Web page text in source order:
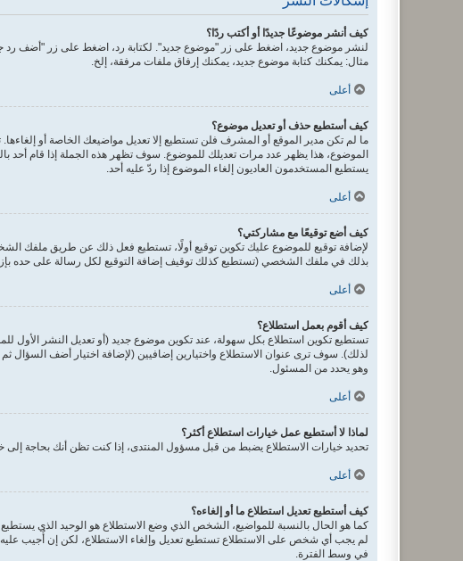
كيف أنشر موضوعًا جديدًا أو أكتب ردًا؟
لنشر موضوع جديد، اضغط على زر "موضوع جديد". لكتابة رد، اضغط على زر "أضف رد
مثال: يمكنك كتابة موضوع جديد، يمكنك إرفاق ملفات مرفقة، إلخ.
أعلى
كيف أستطيع حذف أو تعديل موضوع؟
ما لم تكن مدير الموقع أو المشرف فلن تستطيع إلا تعديل مواضيعك الخاصة أو
الموضوع، هذا يظهر عدد مرات تعديلك للموضوع. سوف تظهر هذه الجملة إذا قام أحد
يستطيع المستخدمون العاديون إلغاء الموضوع إذا ردّ عليه أحد.
أعلى
كيف أضع توقيعًا مع مشاركتي؟
لإضافة توقيع للموضوع عليك تكوين توقيع أولًا، تستطيع فعل ذلك عن طريق ملفك
بذلك في ملفك الشخصي (تستطيع كذلك توقيف إضافة التوقيع لكل رسالة على حده
أعلى
كيف أقوم بعمل استطلاع؟
تستطيع تكوين استطلاع بكل سهولة، عند تكوين موضوع جديد (أو تعديل النشر
لذلك). سوف ترى عنوان الاستطلاع واختيارين إضافيين (لإضافة اختيار أضف السؤال
وهو يحدد من المسئول.
أعلى
لماذا لا أستطيع عمل خيارات استطلاع أكثر؟
تحديد خيارات الاستطلاع يضبط من قبل مسؤول المنتدى، إذا كنت تظن أنك بحاجة إلى
أعلى
كيف أستطيع تعديل استطلاع ما أو إلغاءه؟
كما هو الحال بالنسبة للمواضيع، الشخص الذي وضع الاستطلاع هو الوحيد الذي
لم يجب أي شخص على الاستطلاع تستطيع تعديل وإلغاء الاستطلاع، لكن إن أُجيب عليه
في وسط الفترة.